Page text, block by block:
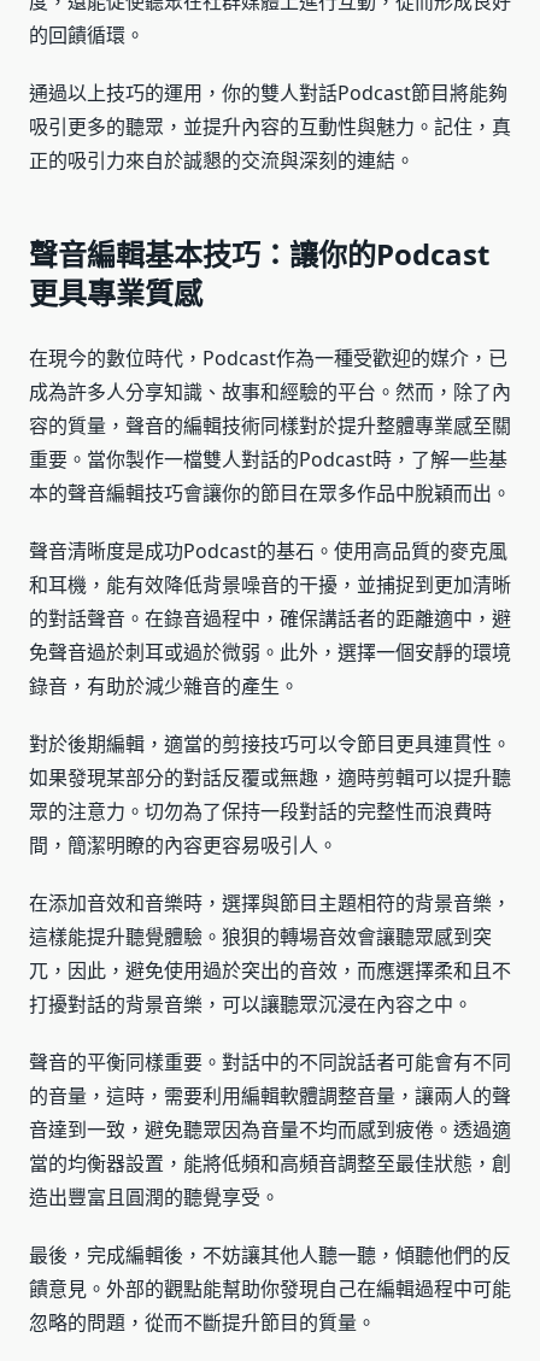
的回饋循環。
通過以上技巧的運用，你的雙人對話Podcast節目將能夠
吸引更多的聽眾，並提升內容的互動性與魅力。記住，真
正的吸引力來自於誠懇的交流與深刻的連結。
聲音編輯基本技巧：讓你的Podcast
更具專業質感
在現今的數位時代，Podcast作為一種受歡迎的媒介，已
成為許多人分享知識、故事和經驗的平台。然而，除了內
容的質量，聲音的編輯技術同樣對於提升整體專業感至關
重要。當你製作一檔雙人對話的Podcast時，了解一些基
本的聲音編輯技巧會讓你的節目在眾多作品中脫穎而出。
聲音清晰度是成功Podcast的基石。使用高品質的麥克風
和耳機，能有效降低背景噪音的干擾，並捕捉到更加清晰
的對話聲音。在錄音過程中，確保講話者的距離適中，避
免聲音過於刺耳或過於微弱。此外，選擇一個安靜的環境
錄音，有助於減少雜音的產生。
對於後期編輯，適當的剪接技巧可以令節目更具連貫性。
如果發現某部分的對話反覆或無趣，適時剪輯可以提升聽
眾的注意力。切勿為了保持一段對話的完整性而浪費時
間，簡潔明瞭的內容更容易吸引人。
在添加音效和音樂時，選擇與節目主題相符的背景音樂，
這樣能提升聽覺體驗。狼狽的轉場音效會讓聽眾感到突
兀，因此，避免使用過於突出的音效，而應選擇柔和且不
打擾對話的背景音樂，可以讓聽眾沉浸在內容之中。
聲音的平衡同樣重要。對話中的不同說話者可能會有不同
的音量，這時，需要利用編輯軟體調整音量，讓兩人的聲
音達到一致，避免聽眾因為音量不均而感到疲倦。透過適
當的均衡器設置，能將低頻和高頻音調整至最佳狀態，創
造出豐富且圓潤的聽覺享受。
最後，完成編輯後，不妨讓其他人聽一聽，傾聽他們的反
饋意見。外部的觀點能幫助你發現自己在編輯過程中可能
忽略的問題，從而不斷提升節目的質量。